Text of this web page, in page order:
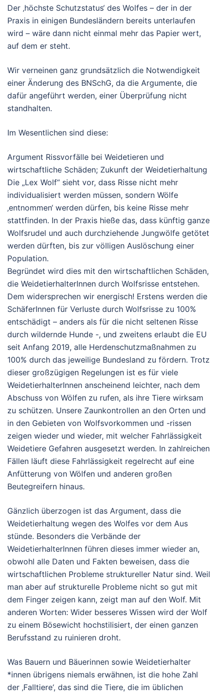
Der ‚höchste Schutzstatus‘ des Wolfes – der in der
Praxis in einigen Bundesländern bereits unterlaufen
wird – wäre dann nicht einmal mehr das Papier wert,
auf dem er steht.
Wir verneinen ganz grundsätzlich die Notwendigkeit
einer Änderung des BNSchG, da die Argumente, die
dafür angeführt werden, einer Überprüfung nicht
standhalten.
Im Wesentlichen sind diese:
Argument Rissvorfälle bei Weidetieren und
wirtschaftliche Schäden; Zukunft der Weidetierhaltung
Die „Lex Wolf“ sieht vor, dass Risse nicht mehr
individualisiert werden müssen, sondern Wölfe
‚entnommen‘ werden dürfen, bis keine Risse mehr
stattfinden. In der Praxis hieße das, dass künftig ganze
Wolfsrudel und auch durchziehende Jungwölfe getötet
werden dürften, bis zur völligen Auslöschung einer
Population.
Begründet wird dies mit den wirtschaftlichen Schäden,
die WeidetierhalterInnen durch Wolfsrisse entstehen.
Dem widersprechen wir energisch! Erstens werden die
SchäferInnen für Verluste durch Wolfsrisse zu 100%
entschädigt – anders als für die nicht seltenen Risse
durch wildernde Hunde -, und zweitens erlaubt die EU
seit Anfang 2019, alle Herdenschutzmaßnahmen zu
100% durch das jeweilige Bundesland zu fördern. Trotz
dieser großzügigen Regelungen ist es für viele
WeidetierhalterInnen anscheinend leichter, nach dem
Abschuss von Wölfen zu rufen, als ihre Tiere wirksam
zu schützen. Unsere Zaunkontrollen an den Orten und
in den Gebieten von Wolfsvorkommen und -rissen
zeigen wieder und wieder, mit welcher Fahrlässigkeit
Weidetiere Gefahren ausgesetzt werden. In zahlreichen
Fällen läuft diese Fahrlässigkeit regelrecht auf eine
Anfütterung von Wölfen und anderen großen
Beutegreifern hinaus.
Gänzlich überzogen ist das Argument, dass die
Weidetierhaltung wegen des Wolfes vor dem Aus
stünde. Besonders die Verbände der
WeidetierhalterInnen führen dieses immer wieder an,
obwohl alle Daten und Fakten beweisen, dass die
wirtschaftlichen Probleme struktureller Natur sind. Weil
man aber auf strukturelle Probleme nicht so gut mit
dem Finger zeigen kann, zeigt man auf den Wolf. Mit
anderen Worten: Wider besseres Wissen wird der Wolf
zu einem Bösewicht hochstilisiert, der einen ganzen
Berufsstand zu ruinieren droht.
Was Bauern und Bäuerinnen sowie Weidetierhalter
*innen übrigens niemals erwähnen, ist die hohe Zahl
der ‚Falltiere‘, das sind die Tiere, die im üblichen